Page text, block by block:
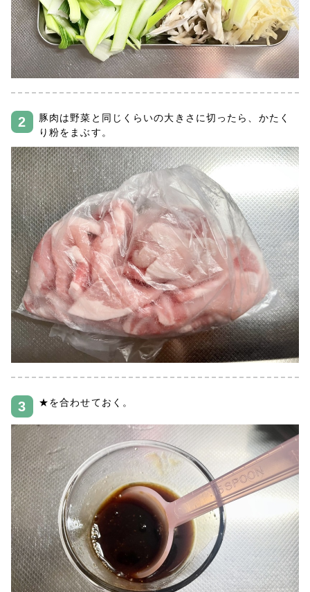
豚肉は野菜と同じくらいの大きさに切ったら、かたく
り粉をまぶす。
★を合わせておく。